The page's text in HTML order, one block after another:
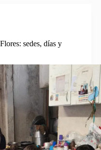
sedes, días y